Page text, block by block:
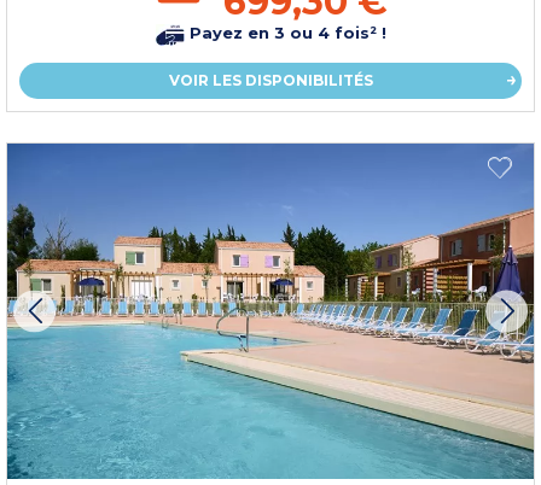
Payez en 3 ou 4 fois² !
VOIR LES DISPONIBILITÉS